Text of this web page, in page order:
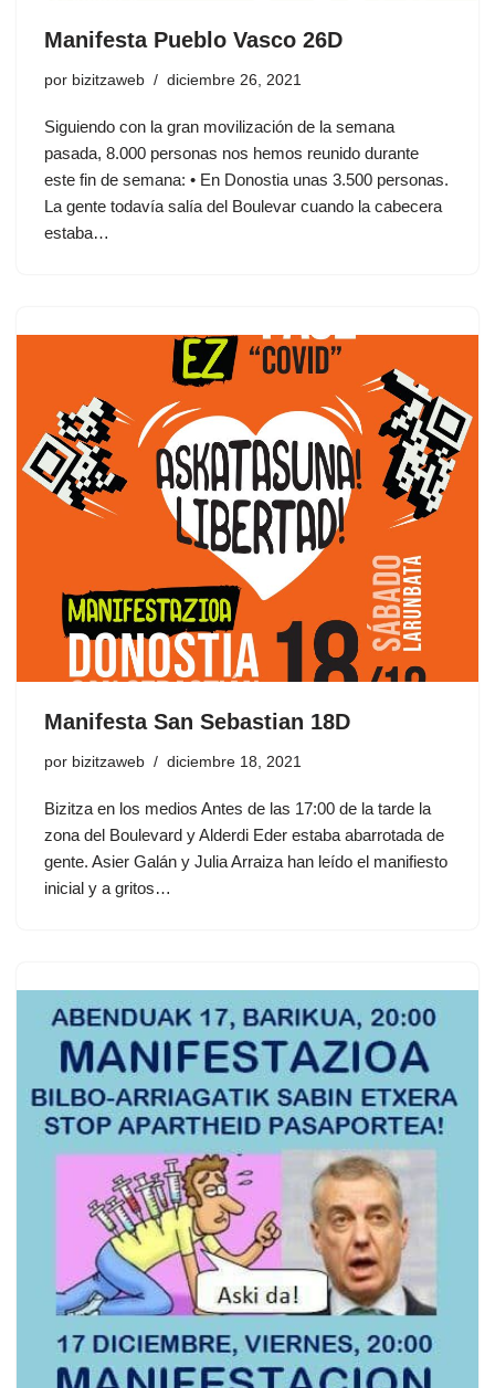
Manifesta Pueblo Vasco 26D
por bizitzaweb diciembre 26, 2021
Siguiendo con la gran movilización de la semana
pasada, 8.000 personas nos hemos reunido durante
este fin de semana: • En Donostia unas 3.500 personas.
La gente todavía salía del Boulevar cuando la cabecera
estaba…
Manifesta San Sebastian 18D
por bizitzaweb diciembre 18, 2021
Bizitza en los medios Antes de las 17:00 de la tarde la
zona del Boulevard y Alderdi Eder estaba abarrotada de
gente. Asier Galán y Julia Arraiza han leído el manifiesto
inicial y a gritos…